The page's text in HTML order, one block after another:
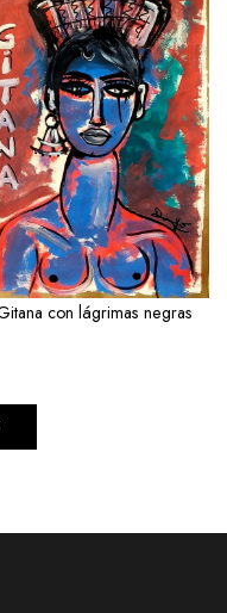
con lágrimas negras